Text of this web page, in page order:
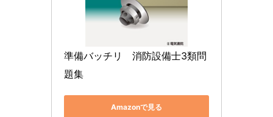
準備バッチリ　消防設備士3類問
題集
Amazonで見る